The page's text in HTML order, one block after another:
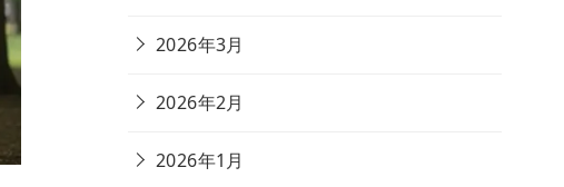
2026年3月
2026年2月
2026年1月